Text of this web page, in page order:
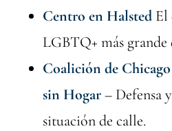
Centro en Halsted El
LGBTQ+ más
Coalición de Chicago
sin Hogar– Defensa
situación de calle.